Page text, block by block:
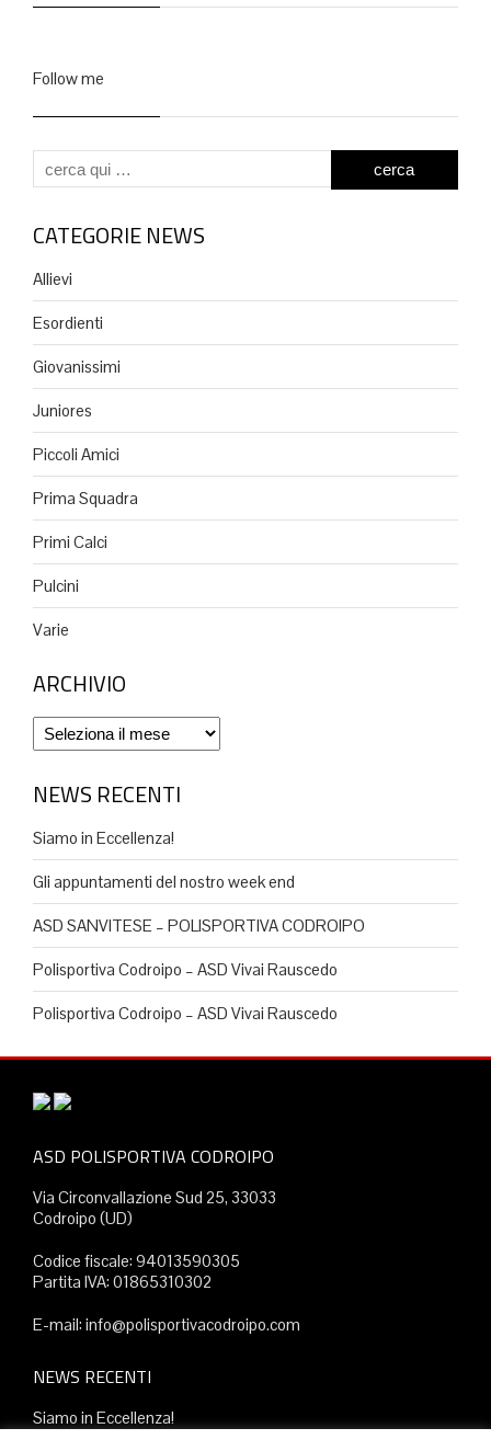
Follow me
CATEGORIE NEWS
Allievi
Esordienti
Giovanissimi
Juniores
Piccoli Amici
Prima Squadra
Primi Calci
Pulcini
Varie
ARCHIVIO
Archivio
NEWS RECENTI
Siamo in Eccellenza!
Gli appuntamenti del nostro week end
ASD SANVITESE – POLISPORTIVA CODROIPO
Polisportiva Codroipo – ASD Vivai Rauscedo
Polisportiva Codroipo – ASD Vivai Rauscedo
ASD POLISPORTIVA CODROIPO
Via Circonvallazione Sud 25, 33033
Codroipo (UD)
Codice fiscale: 94013590305
Partita IVA: 01865310302
E-mail: info@polisportivacodroipo.com
NEWS RECENTI
Siamo in Eccellenza!